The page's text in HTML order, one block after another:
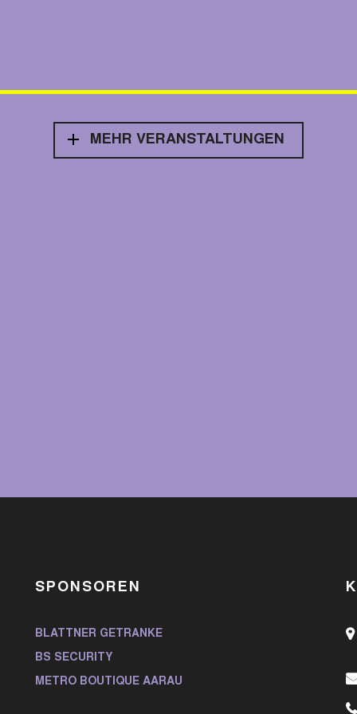
MEHR VERANSTALTUNGEN
SPONSOREN
BLATTNER GETRÄNKE
BS SECURITY
METRO BOUTIQUE AARAU